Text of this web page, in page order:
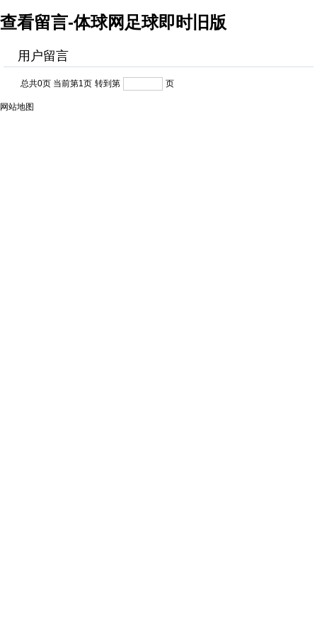
查看留言-体球网足球即时旧版
用户留言
总共0页 当前第1页 转到第 页
网站地图